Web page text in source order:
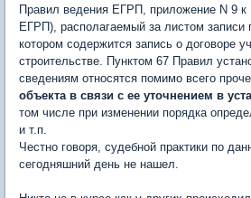
Правил ведения ЕГРП, приложение N 9
ЕГРП), располагаемый за листом
котором содержится запись о договоре
строительстве. Пунктом 67 Правил
сведениям относятся помимо всего
объекта в связи с ее уточнением в
том числе при изменении порядка
и т.п.
Честно говоря, судебной практики по
сегодняшний день не нашел.